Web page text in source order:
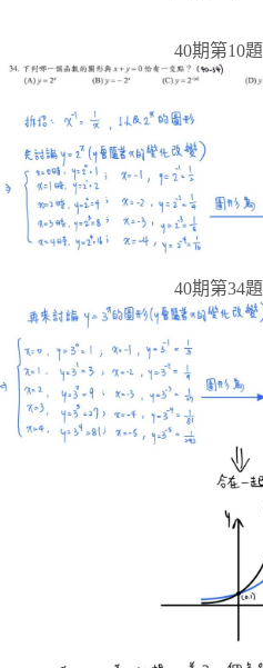
40期第10題
40期第34題